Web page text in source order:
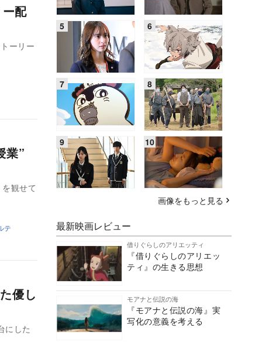
配
ーリー
業”
観せて
テ
優し
にした
画像をもっと見る
最新映画レビュー
借りぐらしのアリエッティ
『借りぐらしのアリエッ
ティ』の生きる思想
モアナと伝説の海
『モアナと伝説の海』実
写化の意義を考える